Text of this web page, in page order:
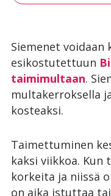
Siemenet voidaan
esikostutettuun
taimimultaan.
multakerroksella
kosteaksi.
Taimettuminen
kaksi viikkoa. Kun
korkeita ja niissä
on aika istuttaa